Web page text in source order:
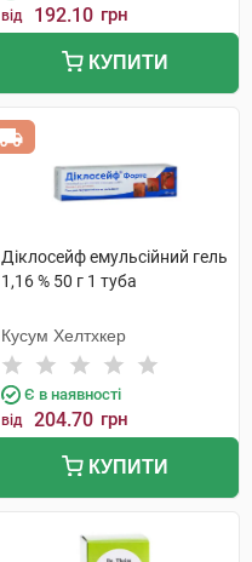
від 192.10 грн
КУПИТИ
Діклосейф емульсійний гель
1,16 % 50 г 1 туба
Кусум Хелтхкер
Є в наявності
від 204.70 грн
КУПИТИ